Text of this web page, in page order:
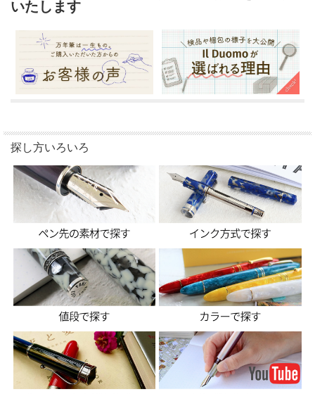
いたします
探し方いろいろ